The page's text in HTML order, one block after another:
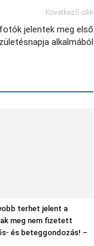
Következő cikk
jelentek meg első
alkalmából
terhet jelent a
meg nem fizetett
és beteggondozás! –